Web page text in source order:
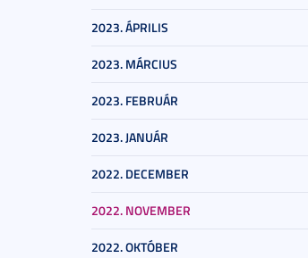
2023. ÁPRILIS
2023. MÁRCIUS
2023. FEBRUÁR
2023. JANUÁR
2022. DECEMBER
2022. NOVEMBER
2022. OKTÓBER